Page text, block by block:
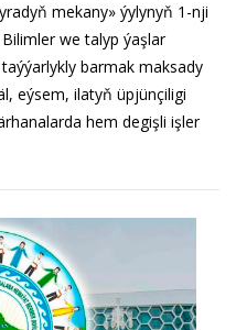
mekany» ýylynyň 1-nji
we talyp ýaşlar
barmak maksady
eýsem, ilatyň üpjünçiligi
hem degişli işler